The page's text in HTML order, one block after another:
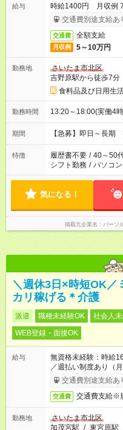
給与
時給1400円 月収例
交通費別途支給あ
交通費 全額支給
月収例 5～10万円
勤務地
さいたま市北区
吉野原駅から徒歩7分
食料品及び日用生
勤務時間 13:20～18:00(実働4
期間 【急募】即日～長期
特徴 履歴書不要 / 40～50
シフト勤務 / パソコ
気になる！
掲載元企業名 パーソ
＼週休3日×時短OK／
カリ稼げる＊介護
派遣 職種未経験OK 社会人
WEB登録・面接OK
給与
無資格未経験：時給
／週払い制度あり（
了次第のお支払いとな
交通費別途支給あ
交通費 交通費支給※
勤務地
さいたま市北区
加茂宮駅 / 東宮原駅